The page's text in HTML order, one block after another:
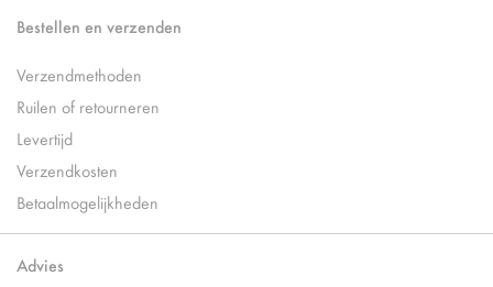
Bestellen en verzenden
Verzendmethoden
Ruilen of retourneren
Levertijd
Verzendkosten
Betaalmogelijkheden
Advies